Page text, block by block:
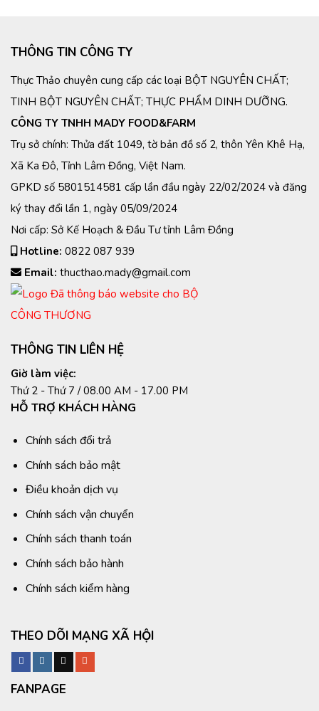
THÔNG TIN CÔNG TY
Thực Thảo chuyên cung cấp các loại BỘT NGUYÊN CHẤT;
TINH BỘT NGUYÊN CHẤT; THỰC PHẨM DINH DƯỠNG.
CÔNG TY TNHH MADY FOOD&FARM
Trụ sở chính: Thửa đất 1049, tờ bản đồ số 2, thôn Yên Khê Hạ,
Xã Ka Đô, Tỉnh Lâm Đồng, Việt Nam.
GPKD số 5801514581 cấp lần đầu ngày 22/02/2024 và đăng
ký thay đổi lần 1, ngày 05/09/2024
Nơi cấp: Sở Kế Hoạch & Đầu Tư tỉnh Lâm Đồng
Hotline: 0822 087 939
Email: thucthao.mady@gmail.com
THÔNG TIN LIÊN HỆ
Giờ làm việc:
Thứ 2 - Thứ 7 / 08.00 AM - 17.00 PM
HỖ TRỢ KHÁCH HÀNG
Chính sách đổi trả
Chính sách bảo mật
Điều khoản dịch vụ
Chính sách vận chuyển
Chính sách thanh toán
Chính sách bảo hành
Chính sách kiểm hàng
THEO DÕI MẠNG XÃ HỘI
FANPAGE